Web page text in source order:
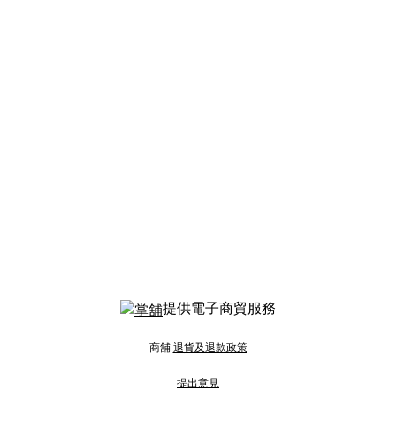
提供電子商貿服務
商舖 退貨及退款政策
提出意見